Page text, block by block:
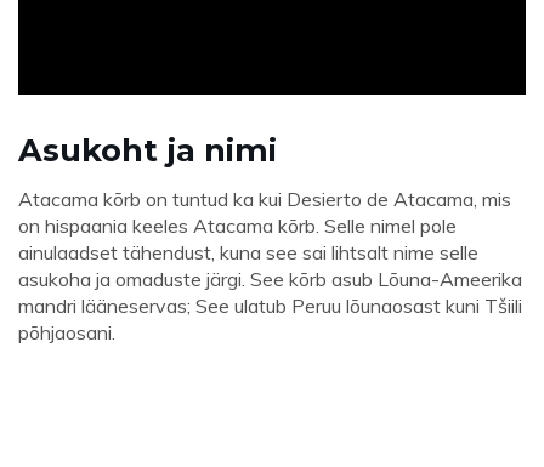
Asukoht ja nimi
Atacama kõrb on tuntud ka kui Desierto de Atacama, mis
on hispaania keeles Atacama kõrb. Selle nimel pole
ainulaadset tähendust, kuna see sai lihtsalt nime selle
asukoha ja omaduste järgi. See kõrb asub Lõuna-Ameerika
mandri lääneservas; See ulatub Peruu lõunaosast kuni Tšiili
põhjaosani.